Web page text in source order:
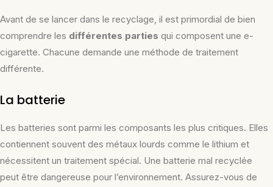
Avant de se lancer dans le recyclage, il est primordial de bien
comprendre les différentes parties qui composent une e-
cigarette. Chacune demande une méthode de traitement
différente.
La batterie
Les batteries sont parmi les composants les plus critiques. Elles
contiennent souvent des métaux lourds comme le lithium et
nécessitent un traitement spécial. Une batterie mal recyclée
peut être dangereuse pour l’environnement. Assurez-vous de